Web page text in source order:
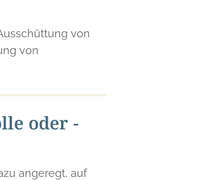
von
von
oder -
angeregt, auf